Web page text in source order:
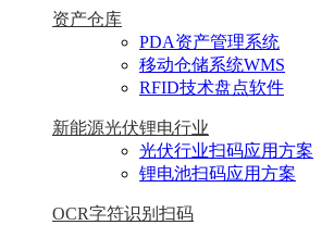
资产仓库
PDA资产管理系统
移动仓储系统WMS
RFID技术盘点软件
新能源光伏锂电行业
光伏行业扫码应用方案
锂电池扫码应用方案
OCR字符识别扫码